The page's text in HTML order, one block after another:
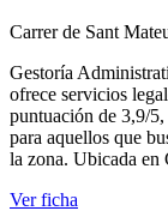
Carrer de Sant
Gestoría
ofrece servicios
puntuación de 3,9/
para aquellos que
la zona. Ubicada en
Ver ficha